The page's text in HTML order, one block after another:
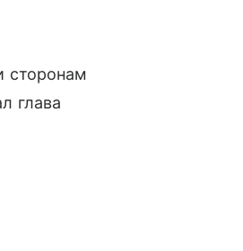
сторонам
глава